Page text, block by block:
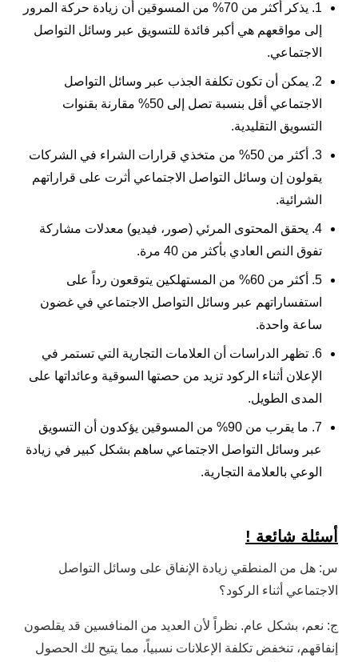
1. يذكر أكثر من 70% من المسوقين أن زيادة حركة المرور
إلى مواقعهم هي أكبر فائدة للتسويق عبر وسائل التواصل
الاجتماعي.
2. يمكن أن تكون تكلفة الجذب عبر وسائل التواصل
الاجتماعي أقل بنسبة تصل إلى 50% مقارنة بقنوات
التسويق التقليدية.
3. أكثر من 50% من متخذي قرارات الشراء في الشركات
يقولون إن وسائل التواصل الاجتماعي أثرت على قراراتهم
الشرائية.
4. يحقق المحتوى المرئي (صور، فيديو) معدلات مشاركة
تفوق النص العادي بأكثر من 40 مرة.
5. أكثر من 60% من المستهلكين يتوقعون رداً على
استفساراتهم عبر وسائل التواصل الاجتماعي في غضون
ساعة واحدة.
6. تظهر الدراسات أن العلامات التجارية التي تستمر في
الإعلان أثناء الركود تزيد من حصتها السوقية وعائداتها على
المدى الطويل.
7. ما يقرب من 90% من المسوقين يؤكدون أن التسويق
عبر وسائل التواصل الاجتماعي ساهم بشكل كبير في زيادة
الوعي بالعلامة التجارية.
أسئلة شائعة !
س: هل من المنطقي زيادة الإنفاق على وسائل التواصل
الاجتماعي أثناء الركود؟
ج: نعم، بشكل عام. نظراً لأن العديد من المنافسين قد يقلصون
إنفاقهم، تنخفض تكلفة الإعلانات نسبياً، مما يتيح لك الحصول